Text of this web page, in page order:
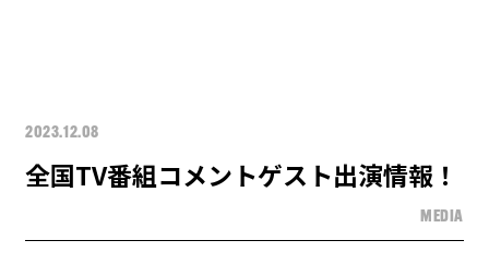
2023.12.08
全国TV番組コメントゲスト出演情報！
MEDIA